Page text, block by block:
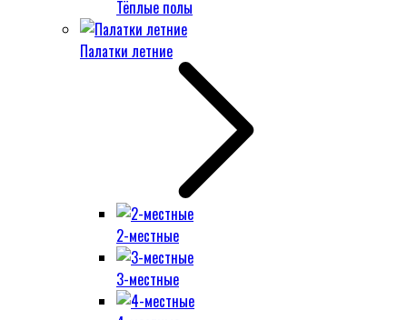
Тёплые полы
Палатки летние
2-местные
3-местные